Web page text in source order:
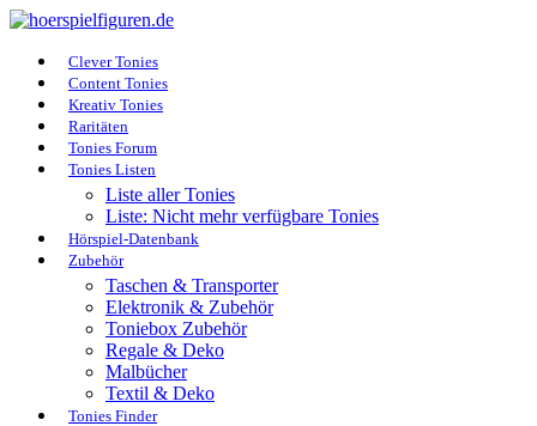
Clever Tonies
Content Tonies
Kreativ Tonies
Raritäten
Tonies Forum
Tonies Listen
Liste aller Tonies
Liste: Nicht mehr verfügbare Tonies
Hörspiel-Datenbank
Zubehör
Taschen & Transporter
Elektronik & Zubehör
Toniebox Zubehör
Regale & Deko
Malbücher
Textil & Deko
Tonies Finder